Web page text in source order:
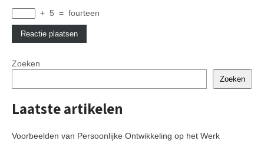
+ 5 = fourteen
Zoeken
Zoeken
Laatste artikelen
Voorbeelden van Persoonlijke Ontwikkeling op het Werk